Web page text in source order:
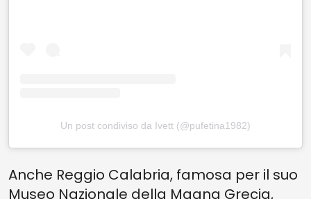
Un post condiviso da Ivett (@pufetina1982)
Anche Reggio Calabria, famosa per il suo
Museo Nazionale della Magna Grecia,